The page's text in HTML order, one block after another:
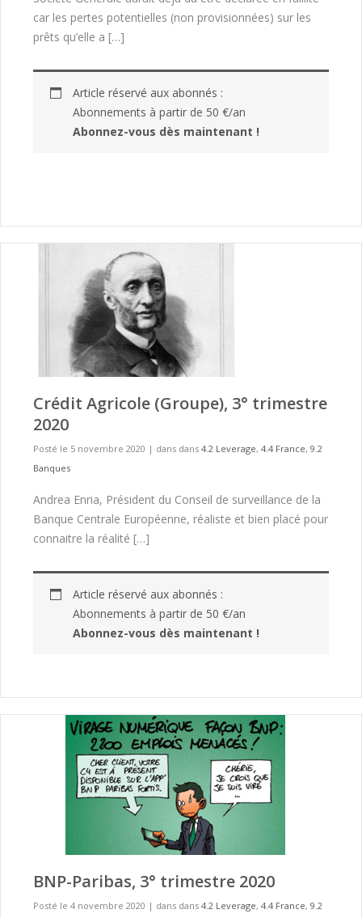
car les pertes potentielles (non provisionnées) sur les
prêts qu’elle a […]
Article réservé aux abonnés :
Abonnements à partir de 50 €/an
Abonnez-vous dès maintenant !
Crédit Agricole (Groupe), 3° trimestre
2020
Posté le 5 novembre 2020 | dans dans 4.2 Leverage, 4.4 France, 9.2
Banques
Andrea Enria, Président du Conseil de surveillance de la
Banque Centrale Européenne, réaliste et bien placé pour
connaitre la réalité […]
Article réservé aux abonnés :
Abonnements à partir de 50 €/an
Abonnez-vous dès maintenant !
BNP-Paribas, 3° trimestre 2020
Posté le 4 novembre 2020 | dans dans 4.2 Leverage, 4.4 France, 9.2